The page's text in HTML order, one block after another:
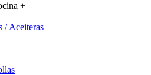
+
/ Aceiteras